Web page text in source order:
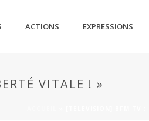
EXPRESSIONS
ACTIONS
VITALE ! »